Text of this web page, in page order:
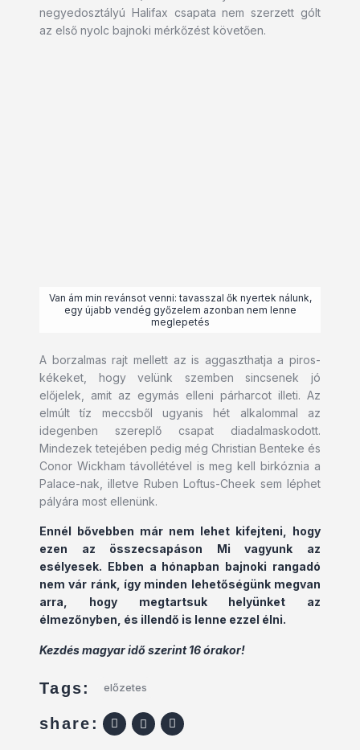
negyedosztályú Halifax csapata nem szerzett gólt
az első nyolc bajnoki mérkőzést követően.
Van ám min revánsot venni: tavasszal ők nyertek nálunk,
egy újabb vendég győzelem azonban nem lenne
meglepetés
A borzalmas rajt mellett az is aggaszthatja a piros-
kékeket, hogy velünk szemben sincsenek jó
előjelek, amit az egymás elleni párharcot illeti. Az
elmúlt tíz meccsből ugyanis hét alkalommal az
idegenben szereplő csapat diadalmaskodott.
Mindezek tetejében pedig még Christian Benteke és
Conor Wickham távollétével is meg kell birkóznia a
Palace-nak, illetve Ruben Loftus-Cheek sem léphet
pályára most ellenünk.
Ennél bővebben már nem lehet kifejteni, hogy
ezen az összecsapáson Mi vagyunk az
esélyesek. Ebben a hónapban bajnoki rangadó
nem vár ránk, így minden lehetőségünk megvan
arra, hogy megtartsuk helyünket az
élmezőnyben, és illendő is lenne ezzel élni.
Kezdés magyar idő szerint 16 órakor!
Tags: előzetes
share: